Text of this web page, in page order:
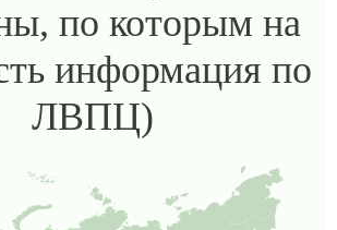
по которым на
информация по
ЛВПЦ)